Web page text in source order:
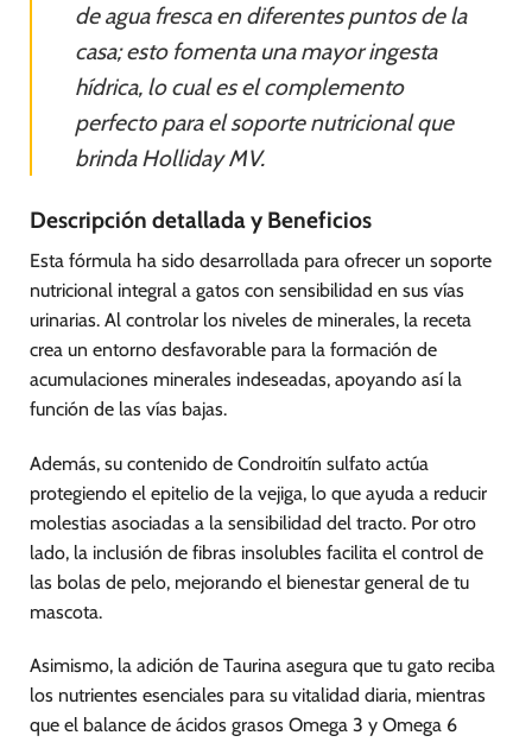
de agua fresca en diferentes puntos de la
casa; esto fomenta una mayor ingesta
hídrica, lo cual es el complemento
perfecto para el soporte nutricional que
brinda Holliday MV.
Descripción detallada y Beneficios
Esta fórmula ha sido desarrollada para ofrecer un soporte
nutricional integral a gatos con sensibilidad en sus vías
urinarias. Al controlar los niveles de minerales, la receta
crea un entorno desfavorable para la formación de
acumulaciones minerales indeseadas, apoyando así la
función de las vías bajas.
Además, su contenido de Condroitín sulfato actúa
protegiendo el epitelio de la vejiga, lo que ayuda a reducir
molestias asociadas a la sensibilidad del tracto. Por otro
lado, la inclusión de fibras insolubles facilita el control de
las bolas de pelo, mejorando el bienestar general de tu
mascota.
Asimismo, la adición de Taurina asegura que tu gato reciba
los nutrientes esenciales para su vitalidad diaria, mientras
que el balance de ácidos grasos Omega 3 y Omega 6